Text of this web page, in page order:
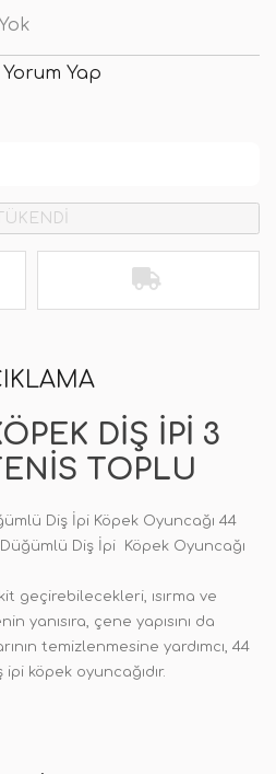
Yorum Yap
TÜKENDİ
DIŞ İPI 3
TOPLU
Diş İpi Köpek Oyuncağı 44
Diş İpi Köpek Oyuncağı
geçirebilecekleri, ısırma ve
yanısıra, çene yapısını da
temizlenmesine yardımcı, 44
köpek oyuncağıdır.